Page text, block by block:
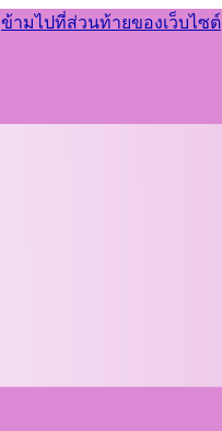
ข้ามไปที่ส่วนท้ายของเว็บไซต์